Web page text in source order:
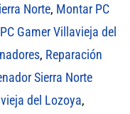
Norte, Montar PC
Gamer Villavieja del
, Reparación
Sierra Norte
del Lozoya,